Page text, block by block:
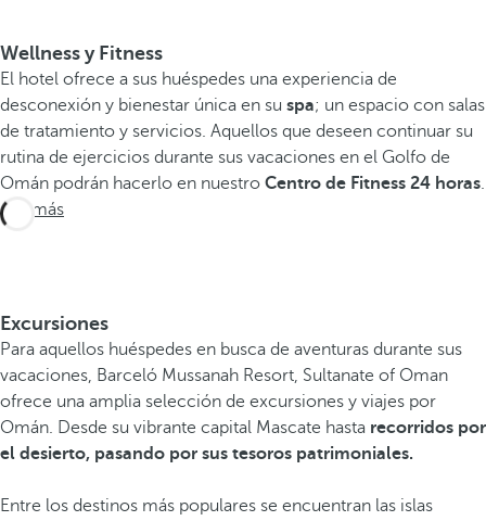
Wellness y Fitness
El hotel ofrece a sus huéspedes una experiencia de
desconexión y bienestar única en su spa; un espacio con salas
de tratamiento y servicios. Aquellos que deseen continuar su
rutina de ejercicios durante sus vacaciones en el Golfo de
Omán podrán hacerlo en nuestro Centro de Fitness 24 horas.
Ver más
Excursiones
Para aquellos huéspedes en busca de aventuras durante sus
vacaciones, Barceló Mussanah Resort, Sultanate of Oman
ofrece una amplia selección de excursiones y viajes por
Omán. Desde su vibrante capital Mascate hasta recorridos por
el desierto, pasando por sus tesoros patrimoniales.
Entre los destinos más populares se encuentran las islas